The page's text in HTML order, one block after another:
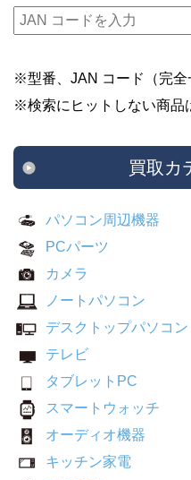
※型番、JAN コード（完全
※検索にヒットしない商品
買取カ
パソコン周辺機器
PCパーツ
カメラ
ノートパソコン
デスクトップパソコン
テレビ
タブレットPC
スマートウォッチ
オーディオ機器
キッチン家電